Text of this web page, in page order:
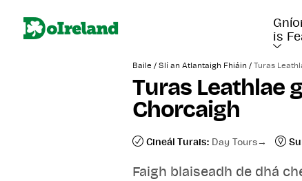
is
Baile / Slí an Atlantaigh Fhiáin / Turas
Turas Leathlae
Chorcaigh
Cineál Turais: Day Tours
Faigh blaiseadh de dhá